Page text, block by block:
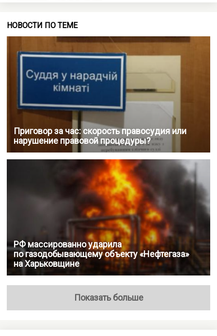
НОВОСТИ ПО ТЕМЕ
Приговор за час: скорость правосудия или
нарушение правовой процедуры?
РФ массированно ударила
по газодобывающему объекту «Нефтегаза»
на Харьковщине
Показать больше